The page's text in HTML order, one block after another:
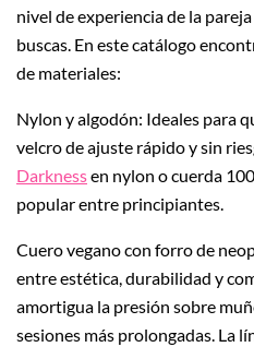
nivel de experiencia de la
buscas. En este catálogo
de materiales:
Nylon y algodón: Ideales para
velcro de ajuste rápido y sin
Darknessen nylon o cuerda
popular entre principiantes.
Cuero vegano con forro de
entre estética, durabilidad y
amortigua la presión sobre
sesiones más prolongadas. La